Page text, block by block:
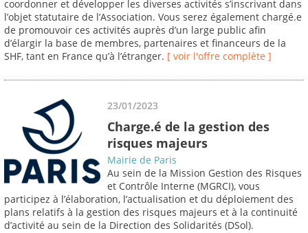
coordonner et développer les diverses activités s’inscrivant dans
l’objet statutaire de l’Association. Vous serez également chargé.e
de promouvoir ces activités auprès d’un large public afin
d’élargir la base de membres, partenaires et financeurs de la
SHF, tant en France qu’à l’étranger. [ voir l'offre complète ]
23/01/2023
Charge.é de la gestion des
risques majeurs
Mairie de Paris
Au sein de la Mission Gestion des Risques
et Contrôle Interne (MGRCI), vous
participez à l’élaboration, l’actualisation et du déploiement des
plans relatifs à la gestion des risques majeurs et à la continuité
d’activité au sein de la Direction des Solidarités (DSol).